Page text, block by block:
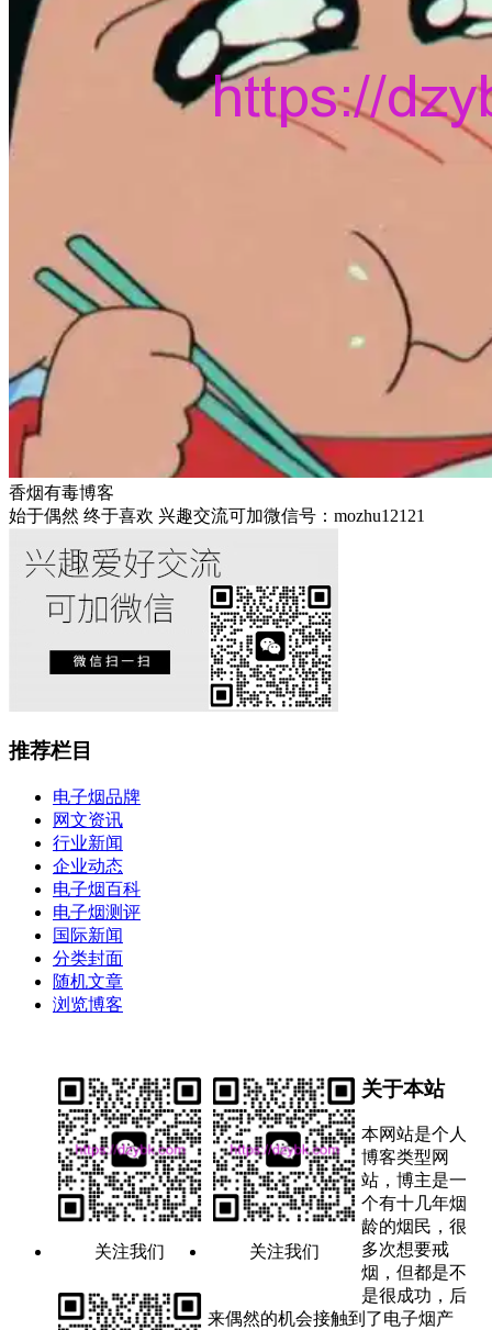
香烟有毒博客
始于偶然 终于喜欢 兴趣交流可加微信号：mozhu12121
推荐栏目
电子烟品牌
网文资讯
行业新闻
企业动态
电子烟百科
电子烟测评
国际新闻
分类封面
随机文章
浏览博客
关注我们 关注我们
关于本站
本网站是个人
博客类型网
站，博主是一
个有十几年烟
龄的烟民，很
多次想要戒
烟，但都是不
是很成功，后
来偶然的机会接触到了电子烟产